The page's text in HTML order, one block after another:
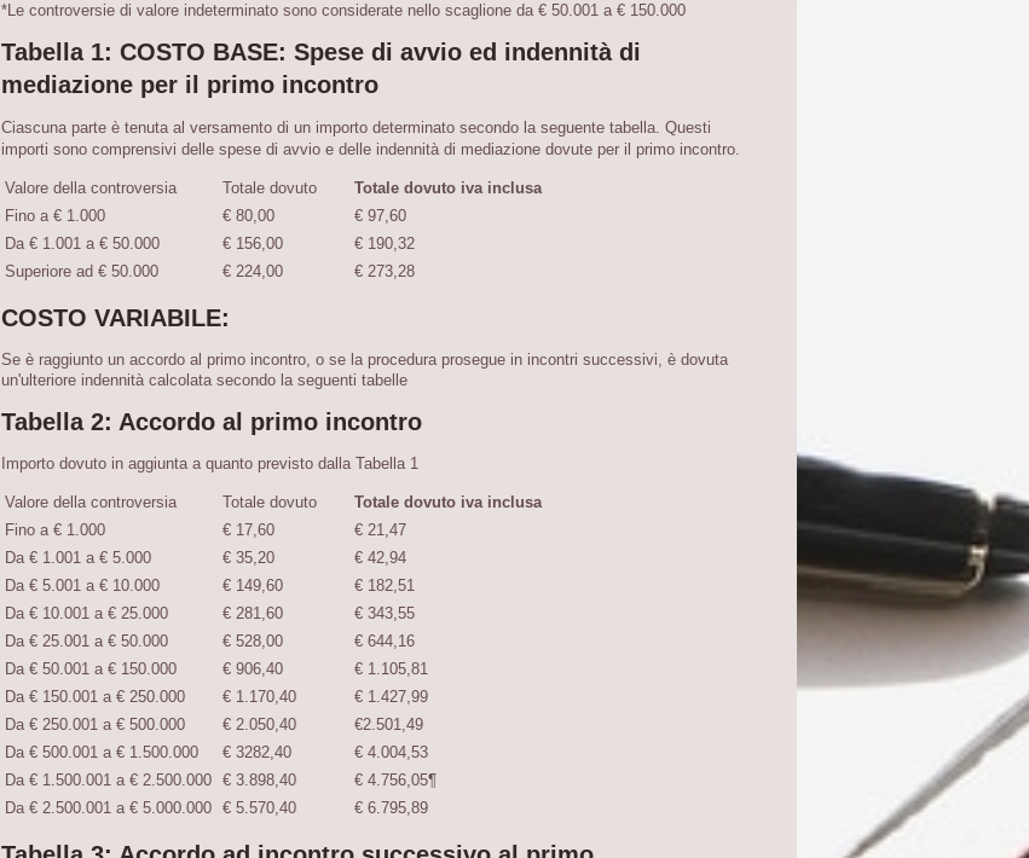
*Le controversie di valore indeterminato sono considerate nello scaglione da € 50.001 a € 150.000
Tabella 1: COSTO BASE: Spese di avvio ed indennità di
mediazione per il primo incontro
Ciascuna parte è tenuta al versamento di un importo determinato secondo la seguente tabella. Questi
importi sono comprensivi delle spese di avvio e delle indennità di mediazione dovute per il primo incontro.
Valore della controversia Totale dovuto
Totale dovuto iva inclusa
Fino a € 1.000
€ 80,00
€ 97,60
Da € 1.001 a € 50.000
€ 156,00
€ 190,32
Superiore ad € 50.000
€ 224,00 € 273,28
COSTO VARIABILE:
Se è raggiunto un accordo al primo incontro, o se la procedura prosegue in incontri successivi, è dovuta
un'ulteriore indennità calcolata secondo la seguenti tabelle
Tabella 2: Accordo al primo incontro
Importo dovuto in aggiunta a quanto previsto dalla Tabella 1
Valore della controversia Totale dovuto
Totale dovuto iva inclusa
Fino a € 1.000
€ 17,60
€ 21,47
Da € 1.001 a € 5.000
€ 35,20
€ 42,94
Da € 5.001 a € 10.000
€ 149,60
€ 182,51
Da € 10.001 a € 25.000
€ 281,60
€ 343,55
Da € 25.001 a € 50.000
€ 528,00
€ 644,16
Da € 50.001 a € 150.000
€ 906,40
€ 1.105,81
Da € 150.001 a € 250.000
€ 1.170,40
€ 1.427,99
Da € 250.001 a € 500.000
€ 2.050,40
€2.501,49
Da € 500.001 a € 1.500.000
€ 3282,40
€ 4.004,53
Da € 1.500.001 a € 2.500.000
€ 3.898,40
€ 4.756,05¶
Da € 2.500.001 a € 5.000.000
€ 5.570,40 € 6.795,89